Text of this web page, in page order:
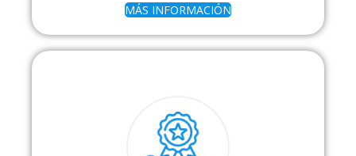
MÁS INFORMACIÓN